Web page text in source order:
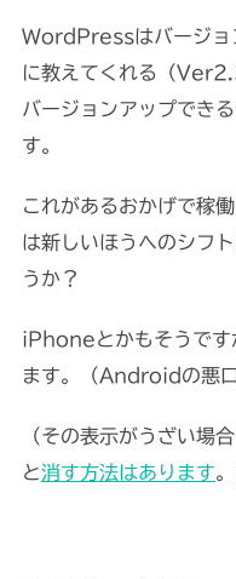
WordPressはバージョ
に教えてくれる（
バージョンアップでき
す。
これがあるおかげで稼
は新しいほうへのシフ
うか？
iPhoneとかもそうです
ます。（Androidの悪口
（その表示がうざい場
と消す方法はあります。